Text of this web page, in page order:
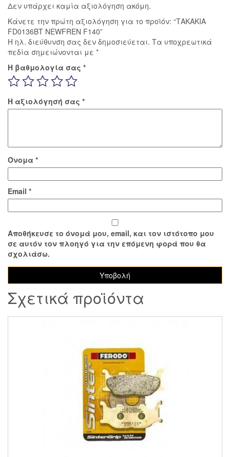
Δεν υπάρχει καμία αξιολόγηση ακόμη.
Κάνετε την πρώτη αξιολόγηση για το προϊόν: “ΤΑΚΑΚΙΑ
FD0136BT NEWFREN F140”
Η ηλ. διεύθυνση σας δεν δημοσιεύεται. Τα υποχρεωτικά
πεδία σημειώνονται με *
Η βαθμολογία σας *
Η αξιολόγησή σας *
Όνομα *
Email *
Αποθήκευσε το όνομά μου, email, και τον ιστότοπο μου
σε αυτόν τον πλοηγό για την επόμενη φορά που θα
σχολιάσω.
Σχετικά προϊόντα